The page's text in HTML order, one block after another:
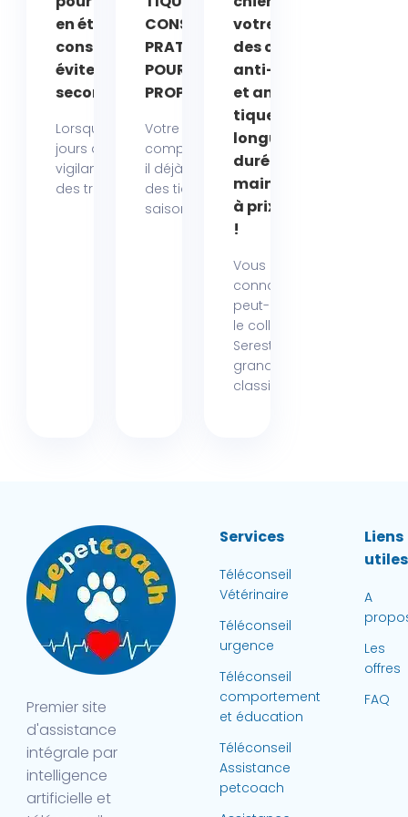
en été : nos
conseils pour
éviter les effets
secondaires !
Lorsque les beaux
jours arrivent, la
vigilance autour
des traitements...
CONSEILS
PRATIQUES
POUR
PROPRIÉTAIRES
Votre
compagnon a-t-
il déjà attrapé
des tiques à la
saison...
votre chat :
des colliers
anti-puces
et anti-
tiques
longue
durée
maintenant
à prix réduit
!
Vous
connaissez
peut-être déjà
le collier
Seresto, ce
grand
classique...
Premier site
d'assistance
intégrale par
intelligence
artificielle et
Services
Téléconseil
Vétérinaire
Téléconseil
urgence
Téléconseil
comportement
et éducation
Téléconseil
Assistance
petcoach
Liens
utiles
A
Les
offres
FAQ